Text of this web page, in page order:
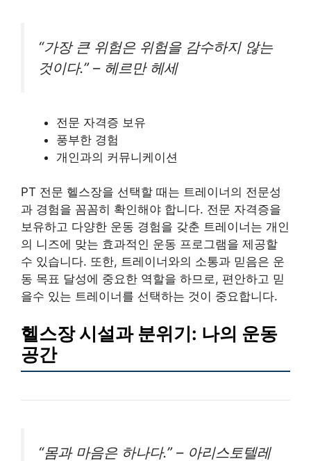
“가장 큰 위험은 위험을 감수하지 않는
것이다.” – 헤르만 헤세
전문 자격증 보유
풍부한 경험
개인과의 커뮤니케이션
PT 전문 헬스장을 선택할 때는 트레이너의 전문성
과 경험을 꼼꼼히 확인해야 합니다. 전문 자격증을
보유하고 다양한 운동 경험을 갖춘 트레이너는 개인
의 니즈에 맞는 효과적인 운동 프로그램을 제공할
수 있습니다. 또한, 트레이너와의 소통과 믿음은 운
동 목표 달성에 중요한 역할을 하므로, 편안하고 믿
을수 있는 트레이너를 선택하는 것이 중요합니다.
헬스장 시설과 분위기: 나의 운동
공간
“몸과 마음은 하나다.” – 아리스토텔레